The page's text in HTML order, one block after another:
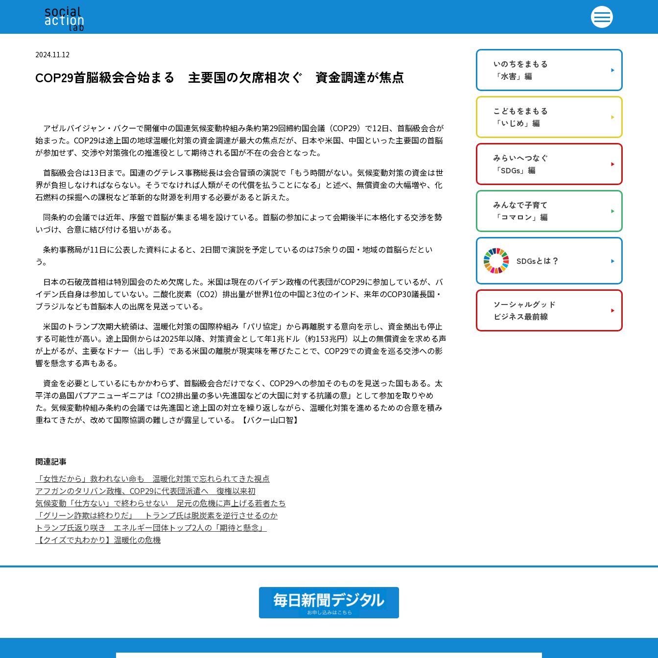
2024.11.12
COP29首脳級会合始まる 主要国の欠席相次ぐ 資金調達が焦点
アゼルバイジャン・バクーで開催中の国連気候変動枠組み条約第29回締約国会議（COP29）で12日、首脳級会合が
始まった。COP29は途上国の地球温暖化対策の資金調達が最大の焦点だが、日本や米国、中国といった主要国の首脳
が参加せず、交渉や対策強化の推進役として期待される国が不在の会合となった。
首脳級会合は13日まで。国連のグテレス事務総長は会合冒頭の演説で「もう時間がない。気候変動対策の資金は世
界が負担しなければならない。そうでなければ人類がその代償を払うことになる」と述べ、無償資金の大幅増や、化
石燃料の採掘への課税など革新的な財源を利用する必要があると訴えた。
同条約の会議では近年、序盤で首脳が集まる場を設けている。首脳の参加によって会期後半に本格化する交渉を勢
いづけ、合意に結び付ける狙いがある。
条約事務局が11日に公表した資料によると、2日間で演説を予定しているのは75余りの国・地域の首脳らだとい
う。
日本の石破茂首相は特別国会のため欠席した。米国は現在のバイデン政権の代表団がCOP29に参加しているが、バ
イデン氏自身は参加していない。二酸化炭素（CO2）排出量が世界1位の中国と3位のインド、来年のCOP30議長国・
ブラジルなども首脳本人の出席を見送っている。
米国のトランプ次期大統領は、温暖化対策の国際枠組み「パリ協定」から再離脱する意向を示し、資金拠出も停止
する可能性が高い。途上国側からは2025年以降、対策資金として年1兆ドル（約153兆円）以上の無償資金を求める声
が上がるが、主要なドナー（出し手）である米国の離脱が現実味を帯びたことで、COP29での資金を巡る交渉への影
響を懸念する声もある。
資金を必要としているにもかかわらず、首脳級会合だけでなく、COP29への参加そのものを見送った国もある。太
平洋の島国パプアニューギニアは「CO2排出量の多い先進国などの大国に対する抗議の意」として参加を取りやめ
た。気候変動枠組み条約の会議では先進国と途上国の対立を繰り返しながら、温暖化対策を進めるための合意を積み
重ねてきたが、改めて国際協調の難しさが露呈している。【バクー山口智】
関連記事
「女性だから」救われない命も 温暖化対策で忘れられてきた視点
アフガンのタリバン政権、COP29に代表団派遣へ 復権以来初
気候変動「仕方ない」で終わらせない 足元の危機に声上げる若者たち
「グリーン詐欺は終わりだ」 トランプ氏は脱炭素を逆行させるのか
トランプ氏返り咲き エネルギー団体トップ2人の「期待と懸念」
【クイズで丸わかり】温暖化の危機
いのちをまもる
「水害」編
こどもをまもる
「いじめ」編
みらいへつなぐ
「SDGs」編
みんなで子育て
「コマロン」編
SDGsとは？
ソーシャルグッド
ビジネス最前線